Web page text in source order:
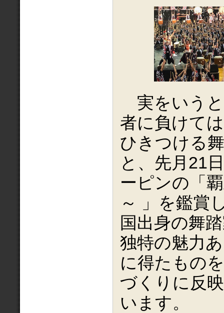
実をいう
者に負けて
ひきつける
と、先月21
ーピンの「
～ 」を鑑賞
国出身の舞
独特の魅力
に得たもの
づくりに反
います。